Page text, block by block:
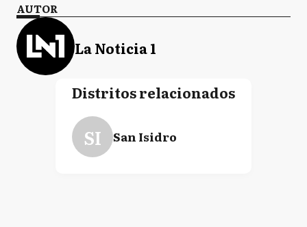
AUTOR
La Noticia 1
Distritos relacionados
SI San Isidro